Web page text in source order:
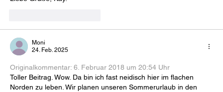
Moni
24. Feb. 2025
Originalkommentar: 6. Februar 2018 um 20:54 Uhr
Toller Beitrag. Wow. Da bin ich fast neidisch hier im flachen
Norden zu leben. Wir planen unseren Sommerurlaub in den